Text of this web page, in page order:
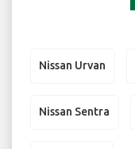
Nissan Urvan
Nissan Sentra